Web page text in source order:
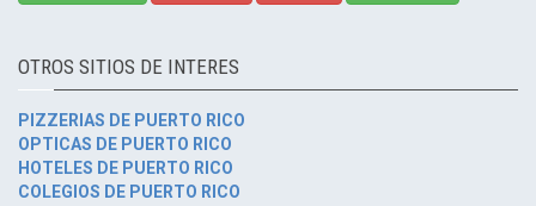
OTROS SITIOS DE INTERES
PIZZERIAS DE PUERTO RICO
OPTICAS DE PUERTO RICO
HOTELES DE PUERTO RICO
COLEGIOS DE PUERTO RICO